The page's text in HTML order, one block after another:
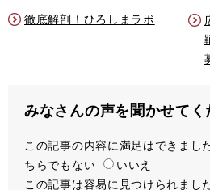
徹底解剖！ひろしまラボ
みなさんの声を聞かせてく
満
足
度
この記事の内容に満足はできま
ちらでもない
いいえ
容
この記事は容易に見つけられま